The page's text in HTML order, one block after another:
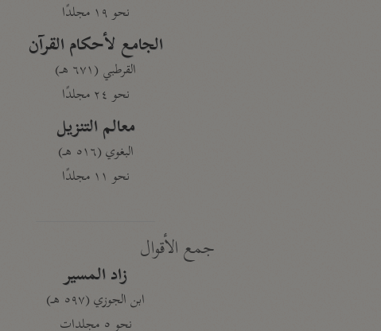
نحو ١٩ مجلدًا
الجامع لأحكام القرآن
القرطبي (٦٧١ هـ)
نحو ٢٤ مجلدًا
معالم التنزيل
البغوي (٥١٦ هـ)
نحو ١١ مجلدًا
جمع الأقوال
زاد المسير
ابن الجوزي (٥٩٧ هـ)
نحو ٥ مجلدات